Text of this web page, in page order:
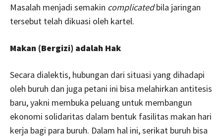
Masalah menjadi semakin complicatedbila jaringan
tersebut telah dikuasi oleh kartel.
Makan (Bergizi) adalah Hak
Secara dialektis, hubungan dari situasi yang dihadapi
oleh buruh dan juga petani ini bisa melahirkan antitesis
baru, yakni membuka peluang untuk membangun
ekonomi solidaritas dalam bentuk fasilitas makan hari
kerja bagi para buruh. Dalam hal ini, serikat buruh bisa